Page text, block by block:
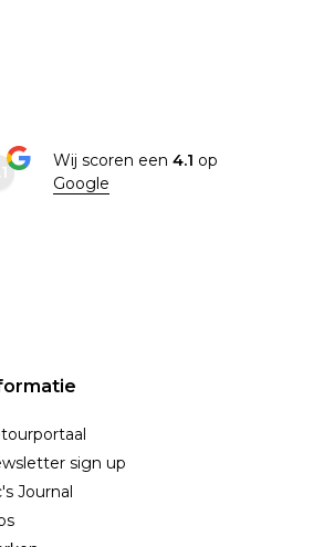
Wij scoren een 4.1 op
Google
sign up
Journal